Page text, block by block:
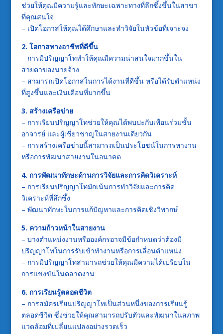
ช่วยให้คุณมีความรู้และทักษะเฉพาะทางที่ลึกซึ้งขึ้นในสาขา
ที่คุณสนใจ
– เปิดโอกาสให้คุณได้ศึกษาและทำวิจัยในหัวข้อที่เจาะจง
2. โอกาสทางอาชีพที่ดีขึ้น
– การมีปริญญาโททำให้คุณมีความน่าสนใจมากขึ้นใน
สายตาของนายจ้าง
– สามารถเปิดโอกาสในการได้งานที่ดีขึ้น หรือได้รับตำแหน่ง
ที่สูงขึ้นและเงินเดือนที่มากขึ้น
3. สร้างเครือข่าย
– การเรียนปริญญาโทช่วยให้คุณได้พบปะกับเพื่อนร่วมชั้น
อาจารย์ และผู้เชี่ยวชาญในสายงานเดียวกัน
– การสร้างเครือข่ายนี้สามารถเป็นประโยชน์ในการหางาน
หรือการพัฒนาสายงานในอนาคต
4. การพัฒนาทักษะด้านการวิจัยและการคิดวิเคราะห์
– การเรียนปริญญาโทมักเน้นการทำวิจัยและการคิด
วิเคราะห์ที่ลึกซึ้ง
– พัฒนาทักษะในการแก้ปัญหาและการคิดเชิงวิพากษ์
5. ความก้าวหน้าในสายงาน
– บางตำแหน่งงานหรือองค์กรอาจมีข้อกำหนดว่าต้องมี
ปริญญาโทในการรับเข้าทำงานหรือการเลื่อนตำแหน่ง
– การมีปริญญาโทสามารถช่วยให้คุณมีความได้เปรียบใน
การแข่งขันในตลาดงาน
6. การเรียนรู้ตลอดชีวิต
– การสมัครเรียนปริญญาโทเป็นส่วนหนึ่งของการเรียนรู้
ตลอดชีวิต ซึ่งช่วยให้คุณสามารถปรับตัวและพัฒนาในสภาพ
แวดล้อมที่เปลี่ยนแปลงอย่างรวดเร็ว